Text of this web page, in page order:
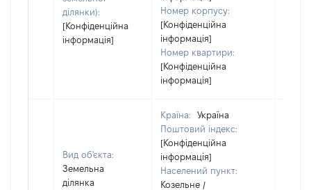
ділянки):
[Конфіденційна
інформація]
Номер корпусу:
[Конфіденційна
інформація]
Номер квартири:
[Конфіденційна
інформація]
Вид об'єкта:
Земельна
ділянка
Країна:
Україна
Поштовий індекс:
[Конфіденційна
інформація]
Населений пункт:
Козельне /